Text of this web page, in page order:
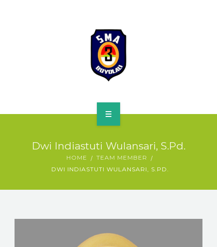
PROFILE
KESISWAAN
Dwi Indiastuti Wulansari, S.Pd.
HOME
TEAM MEMBER
DWI INDIASTUTI WULANSARI, S.PD.